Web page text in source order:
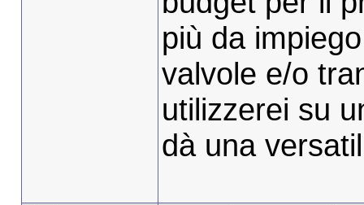
più da
valvole e/o
utilizzerei su
dà una